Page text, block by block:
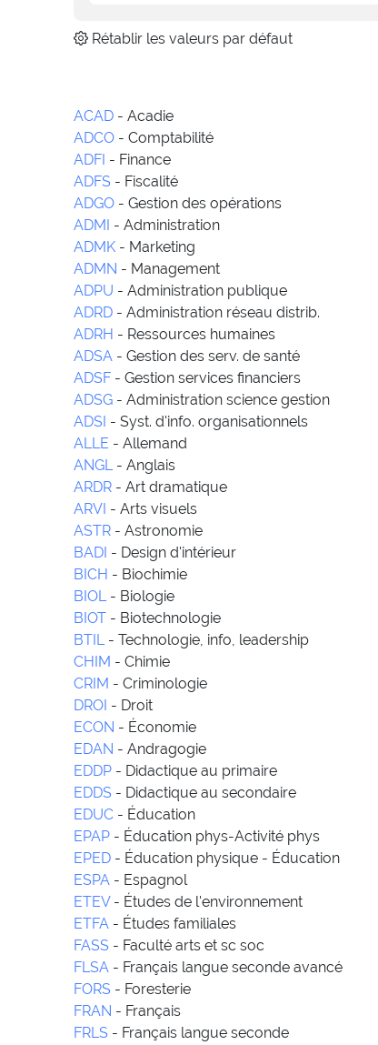
Rétablir les valeurs par défaut
ACAD - Acadie
ADCO - Comptabilité
ADFI - Finance
ADFS - Fiscalité
ADGO - Gestion des opérations
ADMI - Administration
ADMK - Marketing
ADMN - Management
ADPU - Administration publique
ADRD - Administration réseau distrib.
ADRH - Ressources humaines
ADSA - Gestion des serv. de santé
ADSF - Gestion services financiers
ADSG - Administration science gestion
ADSI - Syst. d'info. organisationnels
ALLE - Allemand
ANGL - Anglais
ARDR - Art dramatique
ARVI - Arts visuels
ASTR - Astronomie
BADI - Design d'intérieur
BICH - Biochimie
BIOL - Biologie
BIOT - Biotechnologie
BTIL - Technologie, info, leadership
CHIM - Chimie
CRIM - Criminologie
DROI - Droit
ECON - Économie
EDAN - Andragogie
EDDP - Didactique au primaire
EDDS - Didactique au secondaire
EDUC - Éducation
EPAP - Éducation phys-Activité phys
EPED - Éducation physique - Éducation
ESPA - Espagnol
ETEV- Études de l'environnement
ETFA - Études familiales
FASS - Faculté arts et sc soc
FLSA - Français langue seconde avancé
FORS - Foresterie
FRAN - Français
FRLS - Français langue seconde